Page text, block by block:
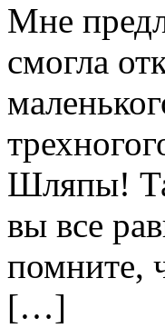
Мне
смогла
Шляпы!
вы все
помните,
[…]